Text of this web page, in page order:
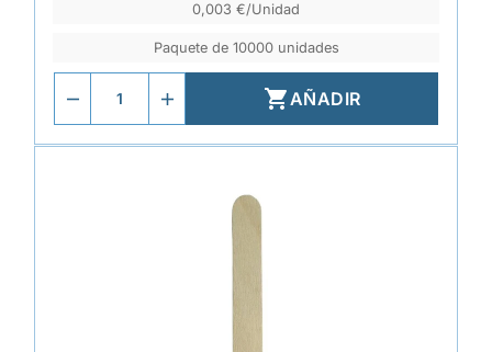
0,003 €/Unidad
Paquete de 10000 unidades
AÑADIR